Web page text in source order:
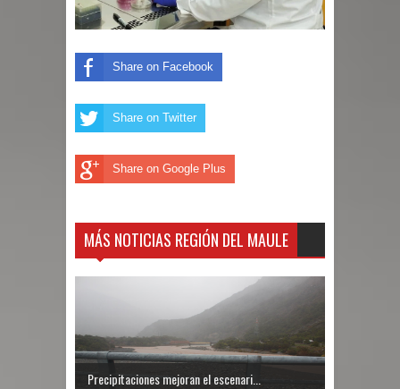
Share on Facebook
Share on Twitter
Share on Google Plus
MÁS NOTICIAS REGIÓN DEL MAULE
Precipitaciones mejoran el escenari...